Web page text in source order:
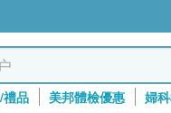
禮品 美邦體檢優惠 婦